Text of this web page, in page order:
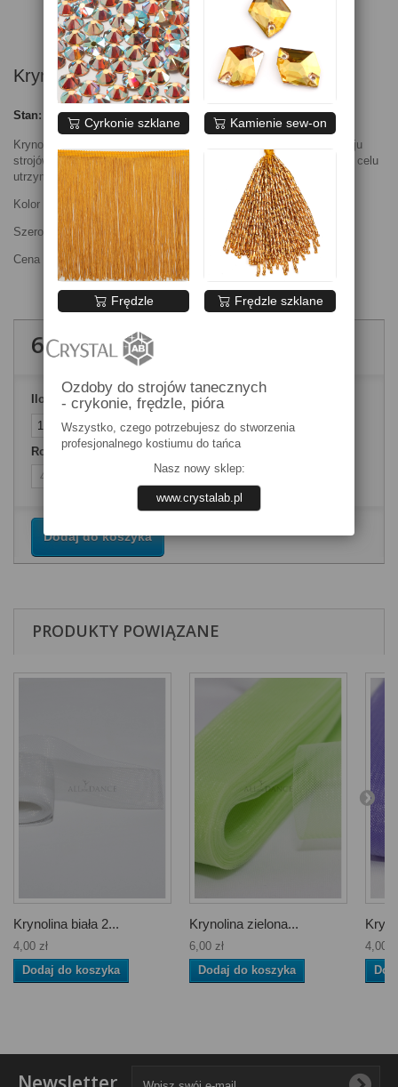
Krynolina niebieska 4,5 cm
Stan: Nowy produkt
Krynolina, często wykorzystywana jako dodatek do różnego rodzaju
strojów, sukien ślubnych, wyjściowych, spódnic itp. , która ma na celu
utrzymanie formy stroju.
Kolor na zdjęciu jest kolorem poglądowym.
Szerokość 4,5cm
Cena za 1mb
6,00 złbrutto
Ilość
Rozmiary akcesoria
Dodaj do koszyka
PRODUKTY POWIĄZANE
Krynolina biała 2...
4,00 zł
Dodaj do koszyka
Krynolina zielona...
6,00 zł
Dodaj do koszyka
4,00
Cyrkonie szklane Kamienie sew-on
Frędzle Frędzle szklane
Ozdoby do strojów tanecznych
- crykonie, frędzle, pióra
Wszystko, czego potrzebujesz do stworzenia
profesjonalnego kostiumu do tańca
Nasz nowy sklep:
www.crystalab.pl